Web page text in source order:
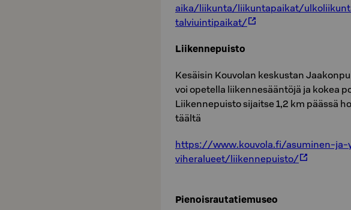
aika/liikunta/liikuntapaikat/
talviuintipaikat/
Liikennepuisto
Kesäisin Kouvolan keskustan
voi opetella liikennesääntöjä ja kokea
Liikennepuisto sijaitse 1,2 km päässä
täältä
https://www.kouvola.fi/asuminen-
viheralueet/liikennepuisto/
Pienoisrautatiemuseo